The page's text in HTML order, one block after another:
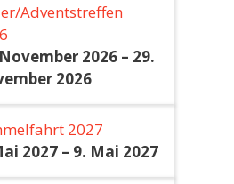
Adventstreffen
2026 – 29.
2026
2027
2027 – 9. Mai 2027